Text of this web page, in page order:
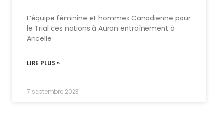
L’équipe féminine et hommes Canadienne pour
le Trial des nations à Auron entraînement à
Ancelle
LIRE PLUS »
7 septembre 2023